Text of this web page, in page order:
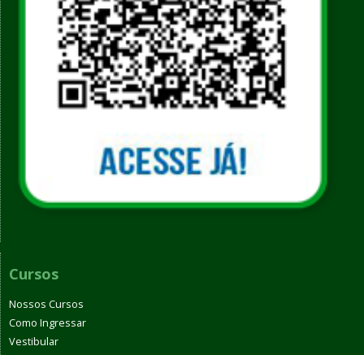
Cursos
Nossos Cursos
Como Ingressar
Vestibular